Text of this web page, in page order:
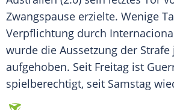
Zwangspause erzielte. Wenige
Verpflichtung durch
wurde die Aussetzung der
aufgehoben. Seit Freitag ist
spielberechtigt, seit Samstag